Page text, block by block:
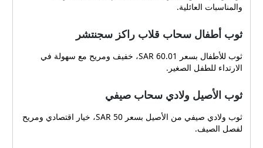
والمناسبات العائلية.
ثوب أطفال سحاب قلاب راكز سجنتشر
ثوب للأطفال بسعر 60.01 SAR، خفيف ومريح مع سهولة في
الارتداء للطفل الصغير.
ثوب الأصيل ولادي سحاب صيفي
ثوب ولادي صيفي من الأصيل بسعر 50 SAR، خيار اقتصادي ومريح
لفصل الصيف.